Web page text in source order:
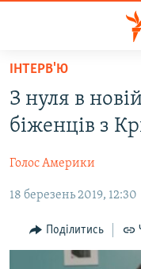
Перейти
основного
матеріалу
до
навігації
Перейти
ВОДА.КРИМ
ПОЛІТИКА
БЛОГИ
ПОГЛЯД
ІНТЕРВ'Ю
ІНТЕРВ'Ю
З нуля в
біженців з
Голос Америки
18 березень 2019, 12:30
Поділитись